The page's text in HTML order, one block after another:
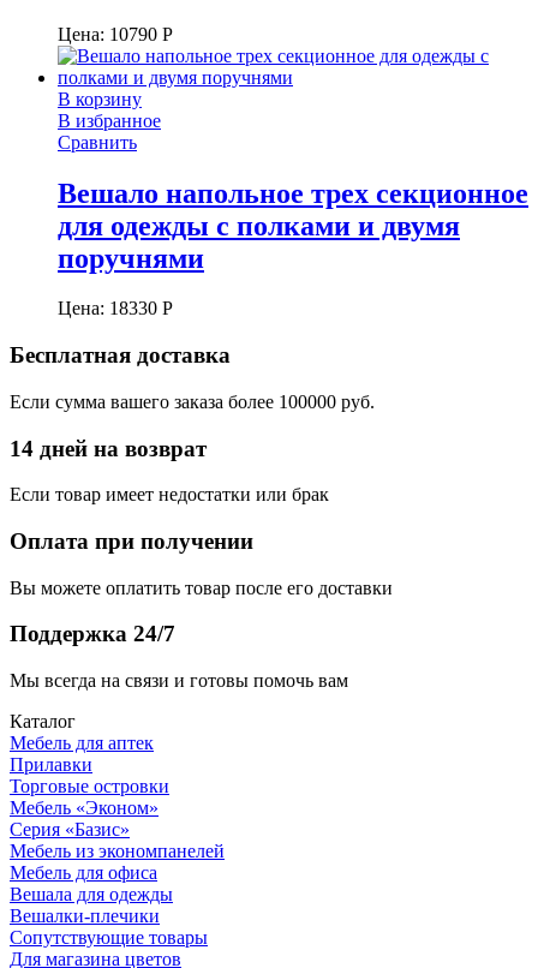
Цена: 10790 Р
В корзину
В избранное
Сравнить
Вешало напольное трех секционное
для одежды с полками и двумя
поручнями
Цена: 18330 Р
Бесплатная доставка
Если сумма вашего заказа более 100000 руб.
14 дней на возврат
Если товар имеет недостатки или брак
Оплата при получении
Вы можете оплатить товар после его доставки
Поддержка 24/7
Мы всегда на связи и готовы помочь вам
Каталог
Мебель для аптек
Прилавки
Торговые островки
Мебель «Эконом»
Серия «Базис»
Мебель из экономпанелей
Мебель для офиса
Вешала для одежды
Вешалки-плечики
Сопутствующие товары
Для магазина цветов